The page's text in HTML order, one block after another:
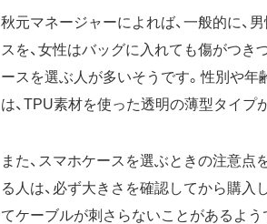
秋元マネージャーによれば、一般的に、
スを、女性はバッグに入れても傷がつ
ースを選ぶ人が多いそうです。性別や
は、TPU素材を使った透明の薄型タイプ
また、スマホケースを選ぶときの注意点
る人は、必ず大きさを確認してから購入
てケーブルが刺さらないことがあるよ